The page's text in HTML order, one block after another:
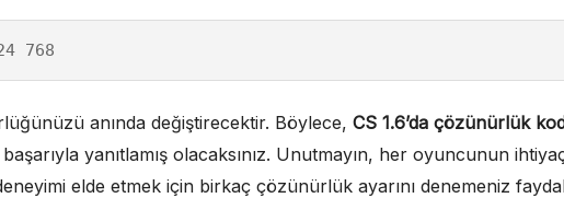
768
anında değiştirecektir. Böylece, CS 1.6’da çözünürlük
yanıtlamış olacaksınız. Unutmayın, her oyuncunun
elde etmek için birkaç çözünürlük ayarını denemeniz